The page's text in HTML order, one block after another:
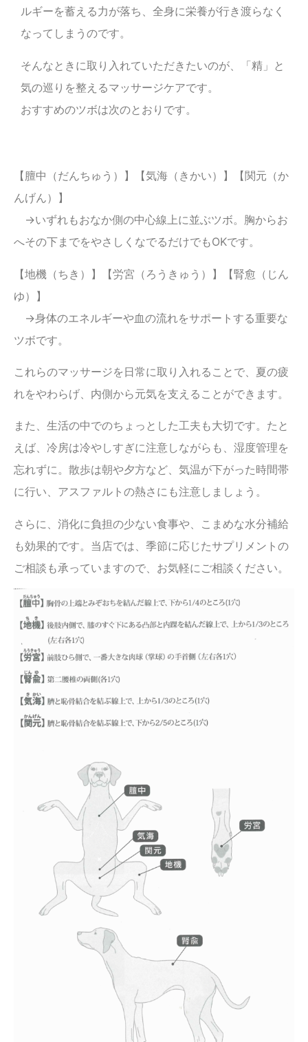
ルギーを蓄える力が落ち、全身に栄養が行き渡らなく
なってしまうのです。
そんなときに取り入れていただきたいのが、「精」と
気の巡りを整えるマッサージケアです。
おすすめのツボは次のとおりです。
【膻中（だんちゅう）】【気海（きかい）】【関元（か
んげん）】
→いずれもおなか側の中心線上に並ぶツボ。胸からお
へその下までをやさしくなでるだけでもOKです。
【地機（ちき）】【労宮（ろうきゅう）】【腎愈（じん
ゆ）】
→身体のエネルギーや血の流れをサポートする重要な
ツボです。
これらのマッサージを日常に取り入れることで、夏の疲
れをやわらげ、内側から元気を支えることができます。
また、生活の中でのちょっとした工夫も大切です。たと
えば、冷房は冷やしすぎに注意しながらも、湿度管理を
忘れずに。散歩は朝や夕方など、気温が下がった時間帯
に行い、アスファルトの熱さにも注意しましょう。
さらに、消化に負担の少ない食事や、こまめな水分補給
も効果的です。当店では、季節に応じたサプリメントの
ご相談も承っていますので、お気軽にご相談ください。